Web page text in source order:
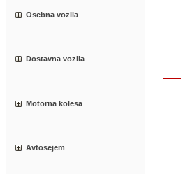
Osebna vozila
Dostavna vozila
Motorna kolesa
Avtosejem